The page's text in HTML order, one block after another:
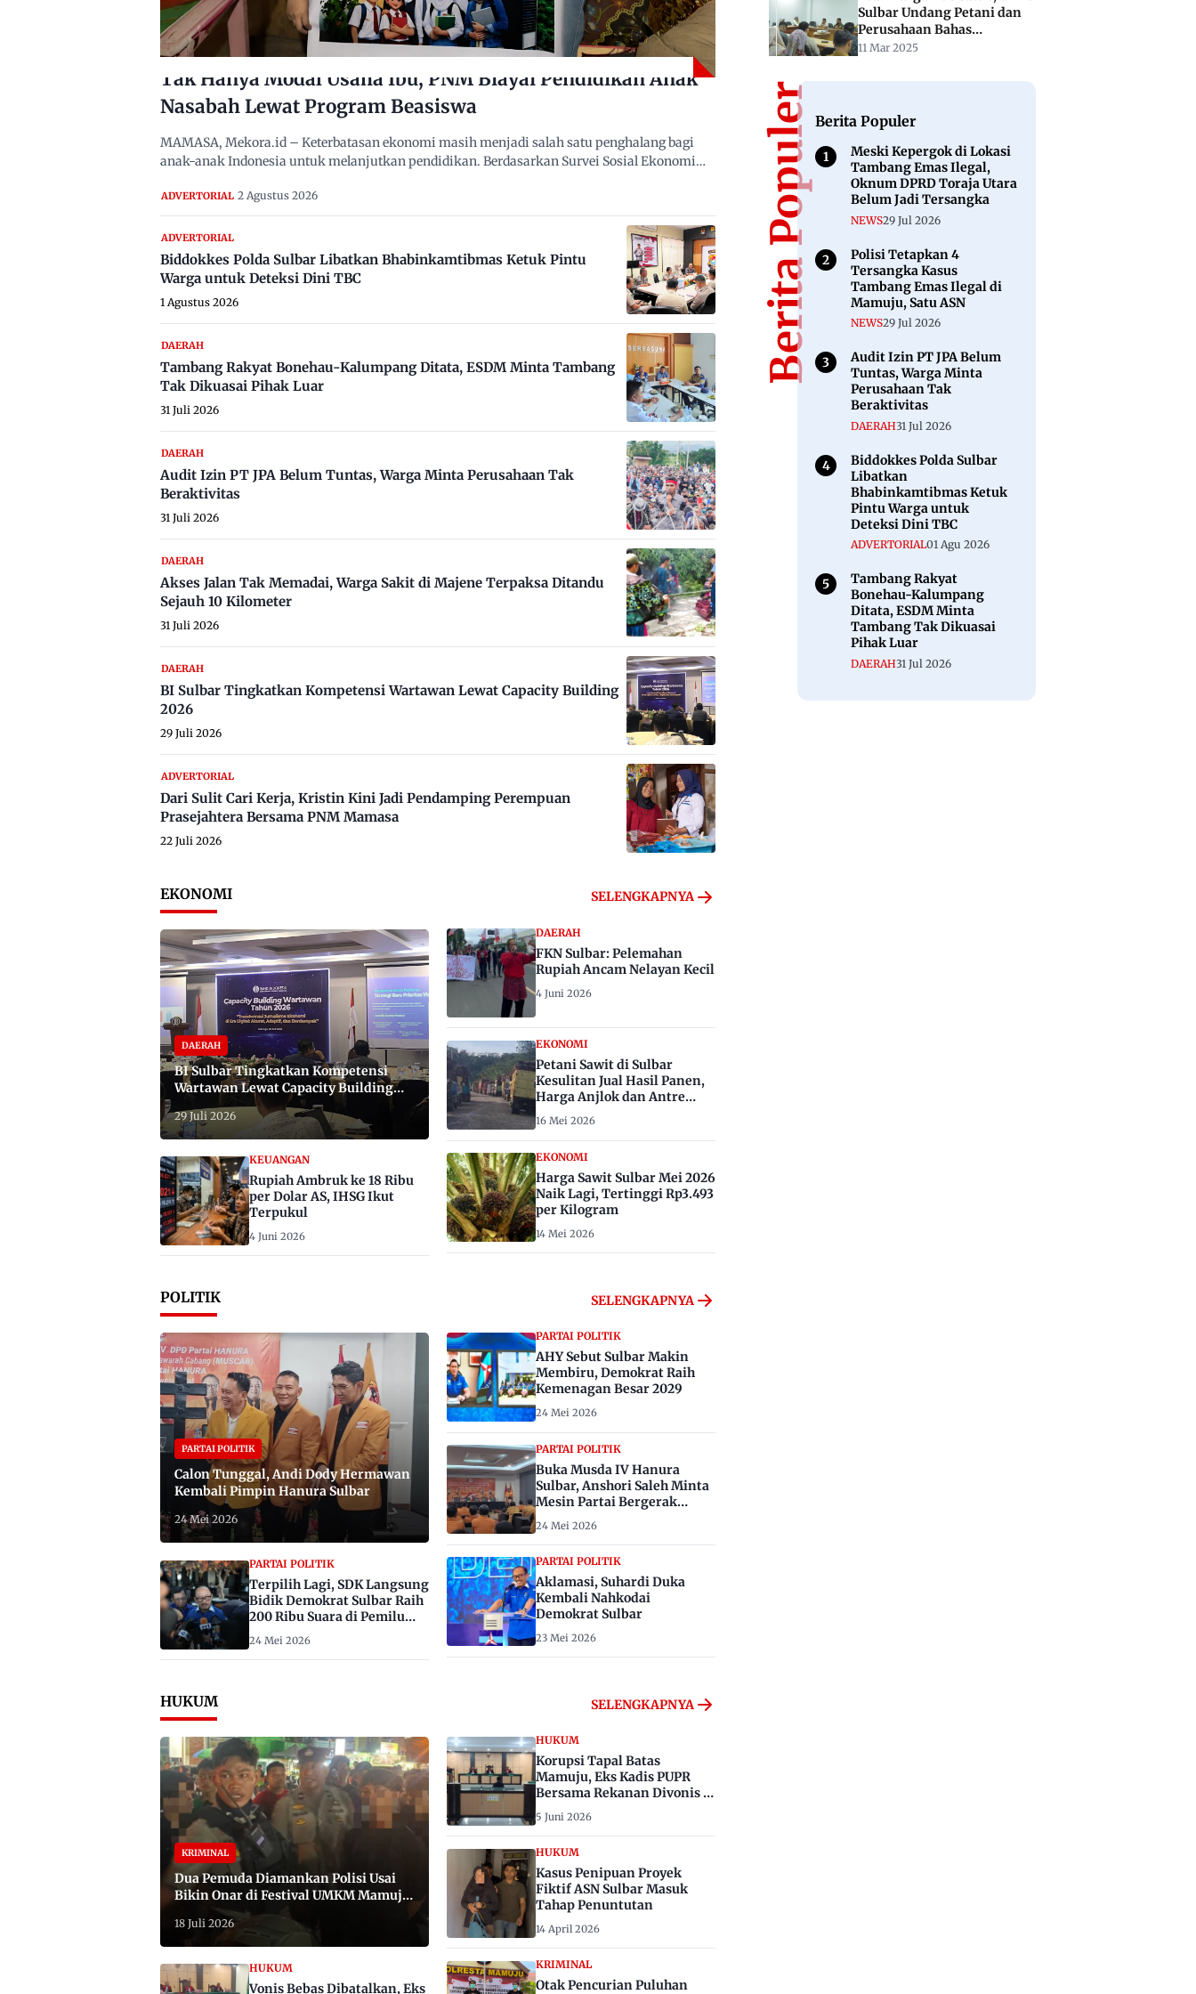
Tak Hanya Modal Usaha Ibu, PNM Biayai Pendidikan Anak
Nasabah Lewat Program Beasiswa
MAMASA, Mekora.id – Keterbatasan ekonomi masih menjadi salah satu penghalang bagi
anak-anak Indonesia untuk melanjutkan pendidikan. Berdasarkan Survei Sosial Ekonomi…
ADVERTORIAL 2 Agustus 2026
ADVERTORIAL
Biddokkes Polda Sulbar Libatkan Bhabinkamtibmas Ketuk Pintu
Warga untuk Deteksi Dini TBC
1 Agustus 2026
DAERAH
Tambang Rakyat Bonehau-Kalumpang Ditata, ESDM Minta Tambang
Tak Dikuasai Pihak Luar
31 Juli 2026
DAERAH
Audit Izin PT JPA Belum Tuntas, Warga Minta Perusahaan Tak
Beraktivitas
31 Juli 2026
DAERAH
Akses Jalan Tak Memadai, Warga Sakit di Majene Terpaksa Ditandu
Sejauh 10 Kilometer
31 Juli 2026
DAERAH
BI Sulbar Tingkatkan Kompetensi Wartawan Lewat Capacity Building
2026
29 Juli 2026
ADVERTORIAL
Dari Sulit Cari Kerja, Kristin Kini Jadi Pendamping Perempuan
Prasejahtera Bersama PNM Mamasa
22 Juli 2026
EKONOMI SELENGKAPNYA
DAERAH
BI Sulbar Tingkatkan Kompetensi
Wartawan Lewat Capacity Building
29 Juli 2026
KEUANGAN
Rupiah Ambruk ke 18 Ribu
per Dolar AS, IHSG Ikut
Terpukul
4 Juni 2026
DAERAH
FKN Sulbar: Pelemahan
Rupiah Ancam Nelayan Kecil
4 Juni 2026
EKONOMI
Petani Sawit di Sulbar
Kesulitan Jual Hasil Panen,
Harga Anjlok dan Antre
Berhari-hari
16 Mei 2026
EKONOMI
Harga Sawit Sulbar Mei 2026
Naik Lagi, Tertinggi Rp3.493
per Kilogram
14 Mei 2026
POLITIK SELENGKAPNYA
PARTAI POLITIK
Calon Tunggal, Andi Dody Hermawan
Kembali Pimpin Hanura Sulbar
24 Mei 2026
PARTAI POLITIK
Terpilih Lagi, SDK Langsung
Bidik Demokrat Sulbar Raih
200 Ribu Suara di Pemilu
2029
24 Mei 2026
PARTAI POLITIK
AHY Sebut Sulbar Makin
Membiru, Demokrat Raih
Kemenagan Besar 2029
24 Mei 2026
PARTAI POLITIK
Buka Musda IV Hanura
Sulbar, Anshori Saleh Minta
Mesin Partai Bergerak
24 Mei 2026
PARTAI POLITIK
Aklamasi, Suhardi Duka
Kembali Nahkodai
Demokrat Sulbar
23 Mei 2026
HUKUM SELENGKAPNYA
KRIMINAL
Dua Pemuda Diamankan Polisi Usai
Bikin Onar di Festival UMKM Mamuju,
Satu Bawa Badik
18 Juli 2026
HUKUM
Vonis Bebas Dibatalkan, Eks
HUKUM
Korupsi Tapal Batas
Mamuju, Eks Kadis PUPR
Bersama Rekanan Divonis 6
dan 8 Tahun Penjara
5 Juni 2026
HUKUM
Kasus Penipuan Proyek
Fiktif ASN Sulbar Masuk
Tahap Penuntutan
14 April 2026
KRIMINAL
Otak Pencurian Puluhan
Sulbar Undang Petani dan
Perusahaan Bahas
Permentan Terbaru
11 Mar 2025
Berita PopulerBerita Populer
Meski Kepergok di Lokasi
Tambang Emas Ilegal,
Oknum DPRD Toraja Utara
Belum Jadi Tersangka
NEWS29 Jul 2026
Polisi Tetapkan 4
Tersangka Kasus
Tambang Emas Ilegal di
Mamuju, Satu ASN
NEWS29 Jul 2026
Audit Izin PT JPA Belum
Tuntas, Warga Minta
Perusahaan Tak
Beraktivitas
DAERAH31 Jul 2026
Biddokkes Polda Sulbar
Libatkan
Bhabinkamtibmas Ketuk
Pintu Warga untuk
Deteksi Dini TBC
ADVERTORIAL01 Agu 2026
Tambang Rakyat
Bonehau-Kalumpang
Ditata, ESDM Minta
Tambang Tak Dikuasai
Pihak Luar
DAERAH31 Jul 2026